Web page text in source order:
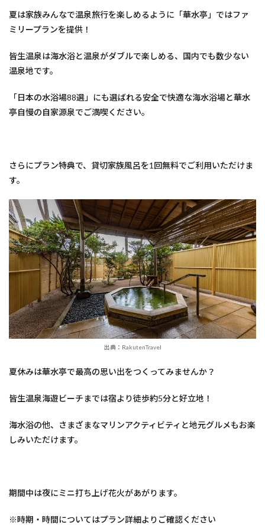
夏は家族みんなで温泉旅行を楽しめるように「華水亭」ではファ
ミリープランを提供！
皆生温泉は海水浴と温泉がダブルで楽しめる、国内でも数少ない
温泉地です。
「日本の水浴場88選」にも選ばれる安全で快適な海水浴場と華水
亭自慢の自家源泉でご満喫ください。
さらにプラン特典で、貸切家族風呂を1回無料でご利用いただけま
す。
出典：RakutenTravel
夏休みは華水亭で最高の思い出をつくってみませんか？
皆生温泉海遊ビーチまでは宿より徒歩約5分と好立地！
海水浴の他、さまざまなマリンアクティビティと地元グルメもお楽
しみいただけます。
期間中は夜にミニ打ち上げ花火があがります。
※時期・時間についてはプラン詳細よりご確認ください